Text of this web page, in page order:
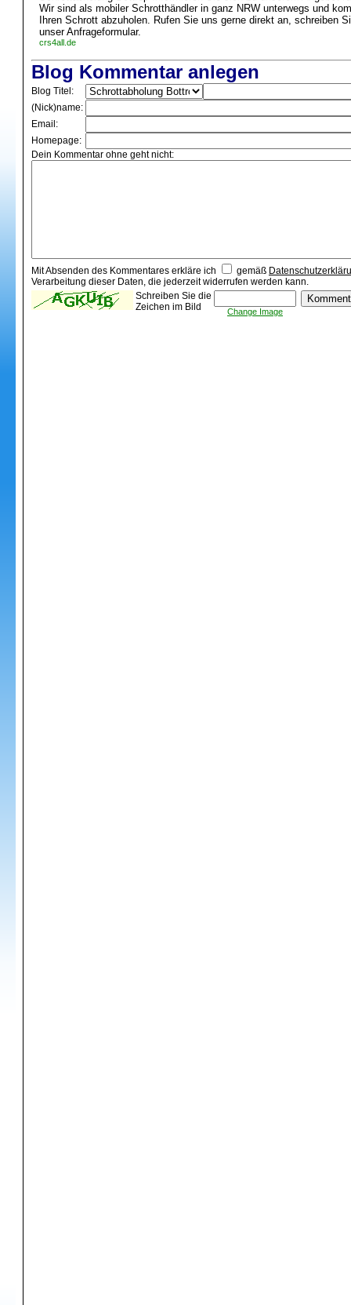
Wir sind als mobiler Schrotthändler in ganz NRW unterwegs und
Ihren Schrott abzuholen. Rufen Sie uns gerne direkt an, schreiben
unser Anfrageformular.
crs4all.de
Blog Kommentar anlegen
Blog Titel:
(Nick)name:
Email:
Homepage:
Dein Kommentar ohne geht nicht:
Mit Absenden des Kommentares erkläre ich gemäß
Verarbeitung dieser Daten, die jederzeit widerrufen werden kann.
Schreiben Sie die
Zeichen im Bild
Change Image